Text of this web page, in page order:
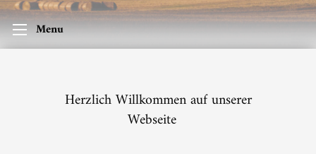
Menu
Herzlich Willkommen auf unserer
Webseite